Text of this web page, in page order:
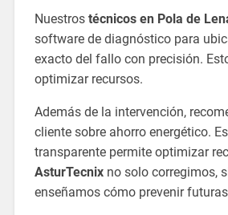
Nuestros técnicos en Pola de
software de diagnóstico para
exacto del fallo con precisión.
optimizar recursos.
Además de la intervención,
cliente sobre ahorro energético.
transparente permite optimizar
AsturTecnixno solo corregimos,
enseñamos cómo prevenir